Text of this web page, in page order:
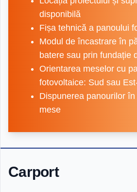
disponibilă
Fișa tehnică a panoului
Modul de încastrare în
batere sau prin fundație
Orientarea meselor cu
fotovoltaice: Sud sau
Dispunerea panourilor
mese
Carport